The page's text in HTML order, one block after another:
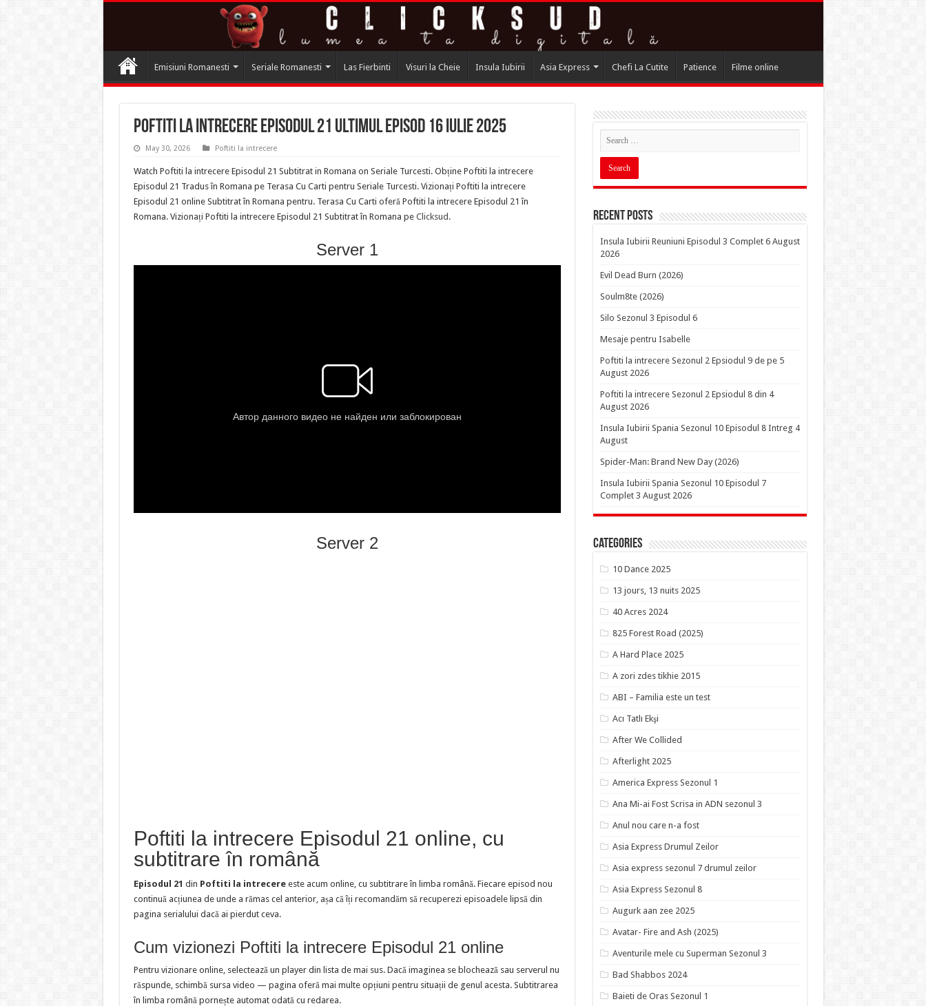
Emisiuni Romanesti Seriale Romanesti Las Fierbinti Visuri la Cheie Insula Iubirii Asia Express Chefi La Cutite Patience Filme online
Poftiti la intrecere Episodul 21 ultimul episod 16 Iulie 2025
May 30, 2026 Poftiti la intrecere
Watch Poftiti la intrecere Episodul 21 Subtitrat in Romana on Seriale Turcesti. Obține Poftiti la intrecere
Episodul 21 Tradus în Romana pe Terasa Cu Carti pentru Seriale Turcesti. Vizionați Poftiti la intrecere
Episodul 21 online Subtitrat în Romana pentru. Terasa Cu Carti oferă Poftiti la intrecere Episodul 21 în
Romana. Vizionați Poftiti la intrecere Episodul 21 Subtitrat în Romana pe Clicksud .
Server 1
Server 2
Poftiti la intrecere Episodul 21 online, cu
subtitrare în română
Episodul 21 din Poftiti la intrecereeste acum online, cu subtitrare în limba română. Fiecare episod nou
continuă acțiunea de unde a rămas cel anterior, așa că îți recomandăm să recuperezi episoadele lipsă din
pagina serialului dacă ai pierdut ceva.
Cum vizionezi Poftiti la intrecere Episodul 21 online
Pentru vizionare online, selectează un player din lista de mai sus. Dacă imaginea se blochează sau serverul nu
răspunde, schimbă sursa video — pagina oferă mai multe opțiuni pentru situații de genul acesta. Subtitrarea
în limba română pornește automat odată cu redarea.
Recent Posts
Insula Iubirii Reuniuni Episodul 3 Complet 6 August
2026
Evil Dead Burn (2026)
Soulm8te (2026)
Silo Sezonul 3 Episodul 6
Mesaje pentru Isabelle
Poftiti la intrecere Sezonul 2 Epsiodul 9 de pe 5
August 2026
Poftiti la intrecere Sezonul 2 Epsiodul 8 din 4
August 2026
Insula Iubirii Spania Sezonul 10 Episodul 8 Intreg 4
August
Spider-Man: Brand New Day (2026)
Insula Iubirii Spania Sezonul 10 Episodul 7
Complet 3 August 2026
Categories
10 Dance 2025
13 jours, 13 nuits 2025
40 Acres 2024
825 Forest Road (2025)
A Hard Place 2025
A zori zdes tikhie 2015
ABI – Familia este un test
Acı Tatlı Ekşi
After We Collided
Afterlight 2025
America Express Sezonul 1
Ana Mi-ai Fost Scrisa in ADN sezonul 3
Anul nou care n-a fost
Asia Express Drumul Zeilor
Asia express sezonul 7 drumul zeilor
Asia Express Sezonul 8
Augurk aan zee 2025
Avatar- Fire and Ash (2025)
Aventurile mele cu Superman Sezonul 3
Bad Shabbos 2024
Baieti de Oras Sezonul 1